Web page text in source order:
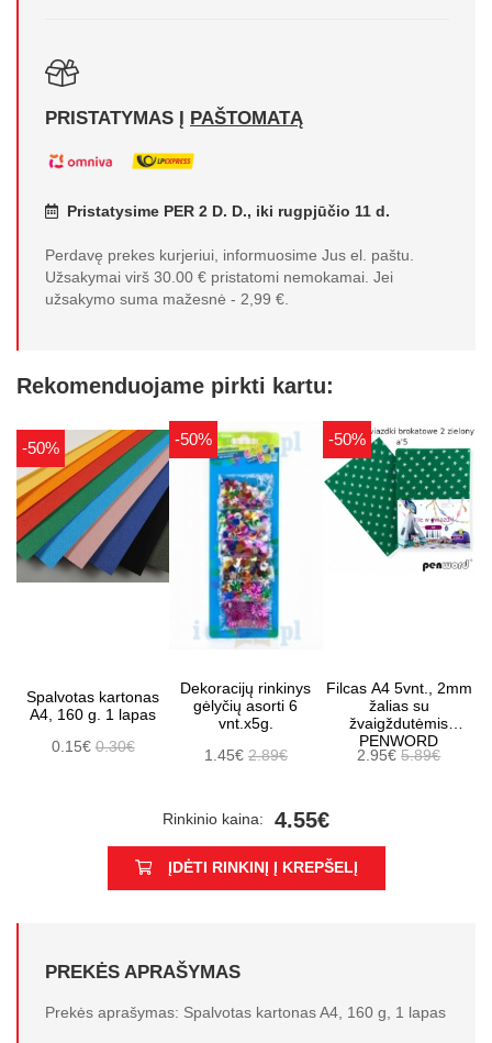
PRISTATYMAS Į PAŠTOMATĄ
Pristatysime PER 2 D. D., iki rugpjūčio 11 d.
Perdavę prekes kurjeriui, informuosime Jus el. paštu.
Užsakymai virš 30.00 € pristatomi nemokamai. Jei
užsakymo suma mažesnė - 2,99 €.
Rekomenduojame pirkti kartu:
-50%
Spalvotas kartonas
A4, 160 g. 1 lapas
0.15€0.30€
-50%
Dekoracijų rinkinys
gėlyčių asorti 6
vnt.x5g.
1.45€ 2.89€
-50%
Filcas A4 5vnt., 2mm
žalias su
žvaigždutėmis
PENWORD
2.95€5.89€
Rinkinio kaina: 4.55€
ĮDĖTI RINKINĮ Į KREPŠELĮ
PREKĖS APRAŠYMAS
Prekės aprašymas: Spalvotas kartonas A4, 160 g, 1 lapas